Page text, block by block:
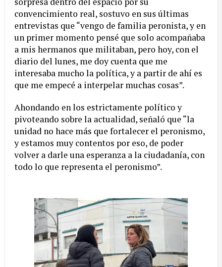
convencimiento real, sostuvo en sus últimas
entrevistas que “vengo de familia peronista, y en
un primer momento pensé que solo acompañaba
a mis hermanos que militaban, pero hoy, con el
diario del lunes, me doy cuenta que me
interesaba mucho la política, y a partir de ahí es
que me empecé a interpelar muchas cosas”.
Ahondando en los estrictamente político y
pivoteando sobre la actualidad, señaló que “la
unidad no hace más que fortalecer el peronismo,
y estamos muy contentos por eso, de poder
volver a darle una esperanza a la ciudadanía, con
todo lo que representa el peronismo”.